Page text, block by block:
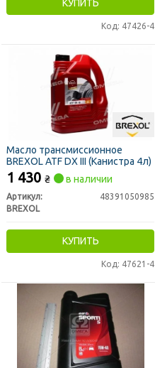
КУПИТЬ
Код: 47426-4
Масло трансмиссионное
BREXOL ATF DX III (Канистра 4л)
1 430 ₴ в наличии
Артикул:
48391050985
BREXOL
КУПИТЬ
Код: 47621-4